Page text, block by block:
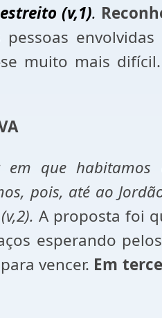
(v,1).
muito mais difícil.
em que
pois, até ao
A proposta foi
esperando
vencer. Em